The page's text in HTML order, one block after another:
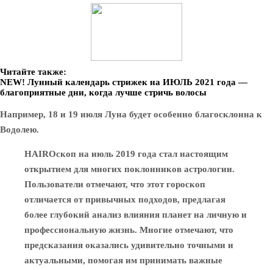
Читайте также:
NEW! Лунный календарь стрижек на ИЮЛЬ 2021 года —
благоприятные дни, когда лучше стричь волосы
Например, 18 и 19 июля Луна будет особенно благосклонна к
Водолею.
HAIROскоп на июль 2019 года стал настоящим
открытием для многих поклонников астрологии.
Пользователи отмечают, что этот гороскоп
отличается от привычных подходов, предлагая
более глубокий анализ влияния планет на личную и
профессиональную жизнь. Многие отмечают, что
предсказания оказались удивительно точными и
актуальными, помогая им принимать важные